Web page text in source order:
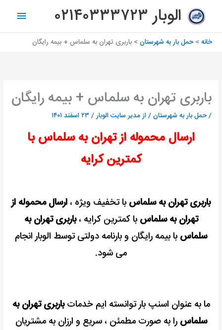
محتوا
الوبار ۰۲۱۴۰۳۳۳۷۲۳
اصلی
خانه حمل بار به شهرستان باربری تهران به سلماس + بیمه رایگان
باربری تهران به سلماس + بیمه رایگان
/حمل بار به شهرستان/ ازمدیر سایت الوبار/۲۳ اسفند ۱۴۰۱
ارسال محموله از تهران به سلماس با
کمترین کرایه
باربری تهران به سلماس با تخفیف ویژه ، ارسال محموله از
تهران به سلماس با کمترین کرایه ،باربری تهران به
سلماس با بیمه رایگان و بارنامه دولتی توسط الوبار انجام
می شود.
ما به عنوان اسنپ بار توانسته ایم خدماتباربری تهران به
سلماس را به صورت مطمئن ، سریع و ارزان به مشتریان